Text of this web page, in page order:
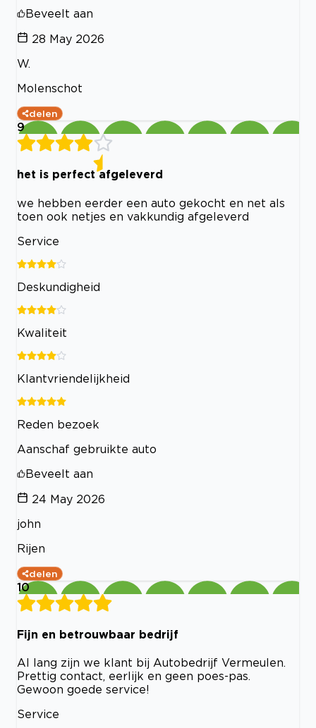
Beveelt aan
28 May 2026
W.
Molenschot
delen
9
het is perfect afgeleverd
we hebben eerder een auto gekocht en net als
toen ook netjes en vakkundig afgeleverd
Service
Deskundigheid
Kwaliteit
Klantvriendelijkheid
Reden bezoek
Aanschaf gebruikte auto
Beveelt aan
24 May 2026
john
Rijen
delen
10
Fijn en betrouwbaar bedrijf
Al lang zijn we klant bij Autobedrijf Vermeulen.
Prettig contact, eerlijk en geen poes-pas.
Gewoon goede service!
Service